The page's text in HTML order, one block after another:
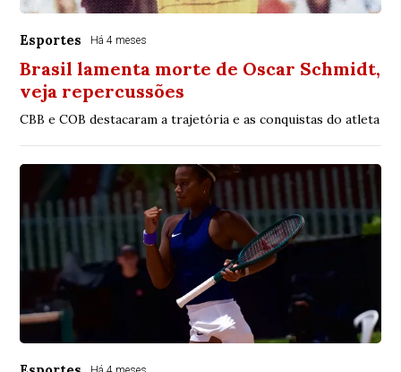
Esportes Há 4 meses
Brasil lamenta morte de Oscar Schmidt,
veja repercussões
CBB e COB destacaram a trajetória e as conquistas do atleta